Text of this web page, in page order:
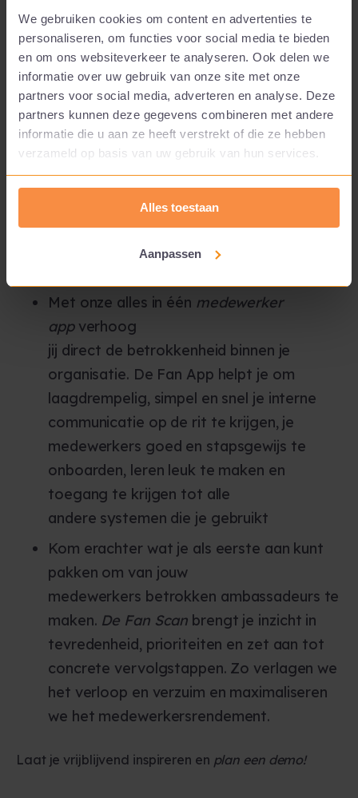
We gebruiken cookies om content en advertenties te
personaliseren, om functies voor social media te bieden
en om ons websiteverkeer te analyseren. Ook delen we
informatie over uw gebruik van onze site met onze
partners voor social media, adverteren en analyse. Deze
partners kunnen deze gegevens combineren met andere
informatie die u aan ze heeft verstrekt of die ze hebben
verzameld op basis van uw gebruik van hun services.
Alles toestaan
Aanpassen
MTO.
Over Fan Factory
Verbeter je employee journey met Fan Factory.
Verlaag je ongewenst verloop, verbeter
de productiviteit en geef iedere nieuwe
warm welkom
Met onze alles in één medewerker
app verhoog
jij direct de betrokkenheid binnen je
organisatie. De Fan App helpt je om
laagdrempelig, simpel en snel je interne
communicatie op de rit te krijgen, je
medewerkers goed en stapsgewijs te
onboarden, leren leuk te maken en
toegang te krijgen tot alle
andere systemen die je gebruikt
Kom erachter wat je als eerste aan kunt
pakken om van jouw
medewerkers betrokken ambassadeurs te
maken. De Fan Scan brengt je inzicht in
tevredenheid, prioriteiten en zet aan tot
concrete vervolgstappen. Zo verlagen we
het verloop en verzuim en maximaliseren
we het medewerkersrendement.
Laat je vrijblijvend inspireren en plan een demo!